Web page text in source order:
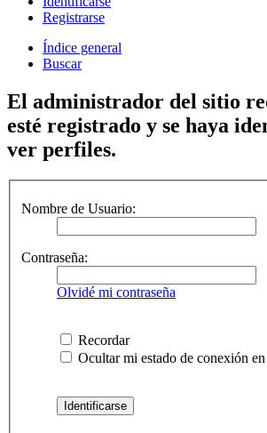
Registrarse
Índice general
Buscar
El administrador del sitio
esté registrado y se haya
ver perfiles.
Nombre de Usuario:
Contraseña:
Olvidé mi contraseña
Recordar
Ocultar mi estado de conexión en